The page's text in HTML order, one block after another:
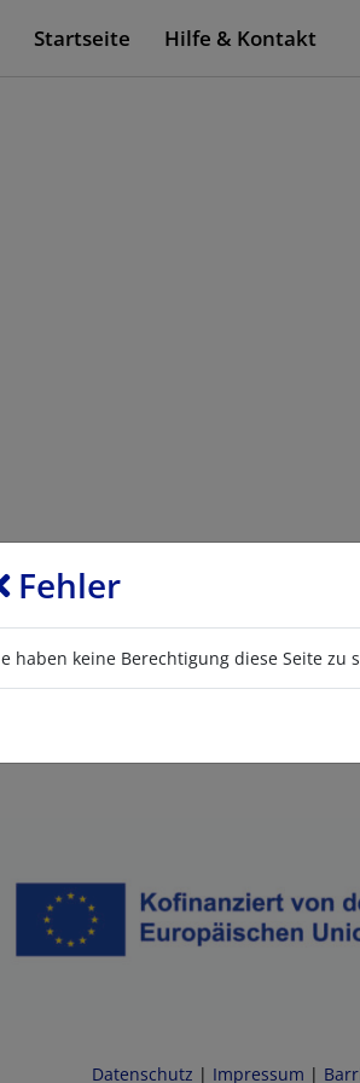
Startseite Hilfe & Kontakt
Fehler
haben keine Berechtigung diese Seite zu
Datenschutz | Impressum |